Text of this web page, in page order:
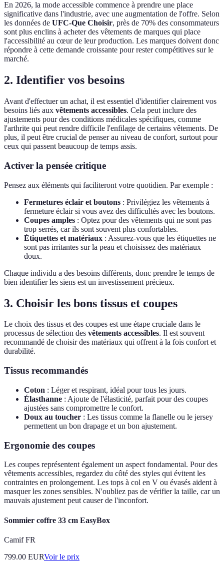
En 2026, la mode accessible commence à prendre une place
significative dans l'industrie, avec une augmentation de l'offre. Selon
les données de UFC-Que Choisir, près de 70% des consommateurs
sont plus enclins à acheter des vêtements de marques qui place
l'accessibilité au cœur de leur production. Les marques doivent donc
répondre à cette demande croissante pour rester compétitives sur le
marché.
2. Identifier vos besoins
Avant d'effectuer un achat, il est essentiel d'identifier clairement vos
besoins liés aux vêtements accessibles. Cela peut inclure des
ajustements pour des conditions médicales spécifiques, comme
l'arthrite qui peut rendre difficile l'enfilage de certains vêtements. De
plus, il peut être crucial de penser au niveau de confort, surtout pour
ceux qui passent beaucoup de temps assis.
Activer la pensée critique
Pensez aux éléments qui faciliteront votre quotidien. Par exemple :
Fermetures éclair et boutons : Privilégiez les vêtements à
fermeture éclair si vous avez des difficultés avec les boutons.
Coupes amples : Optez pour des vêtements qui ne sont pas
trop serrés, car ils sont souvent plus confortables.
Étiquettes et matériaux : Assurez-vous que les étiquettes ne
sont pas irritantes sur la peau et choisissez des matériaux
doux.
Chaque individu a des besoins différents, donc prendre le temps de
bien identifier les siens est un investissement précieux.
3. Choisir les bons tissus et coupes
Le choix des tissus et des coupes est une étape cruciale dans le
processus de sélection des vêtements accessibles. Il est souvent
recommandé de choisir des matériaux qui offrent à la fois confort et
durabilité.
Tissus recommandés
Coton : Léger et respirant, idéal pour tous les jours.
Élasthanne : Ajoute de l'élasticité, parfait pour des coupes
ajustées sans compromettre le confort.
Doux au toucher : Les tissus comme la flanelle ou le jersey
permettent un bon drapage et un bon ajustement.
Ergonomie des coupes
Les coupes représentent également un aspect fondamental. Pour des
vêtements accessibles, regardez du côté des styles qui évitent les
contraintes en prolongement. Les tops à col en V ou évasés aident à
masquer les zones sensibles. N'oubliez pas de vérifier la taille, car un
mauvais ajustement peut causer de l'inconfort.
Sommier coffre 33 cm EasyBox
Camif FR
799.00 EURVoir le prix